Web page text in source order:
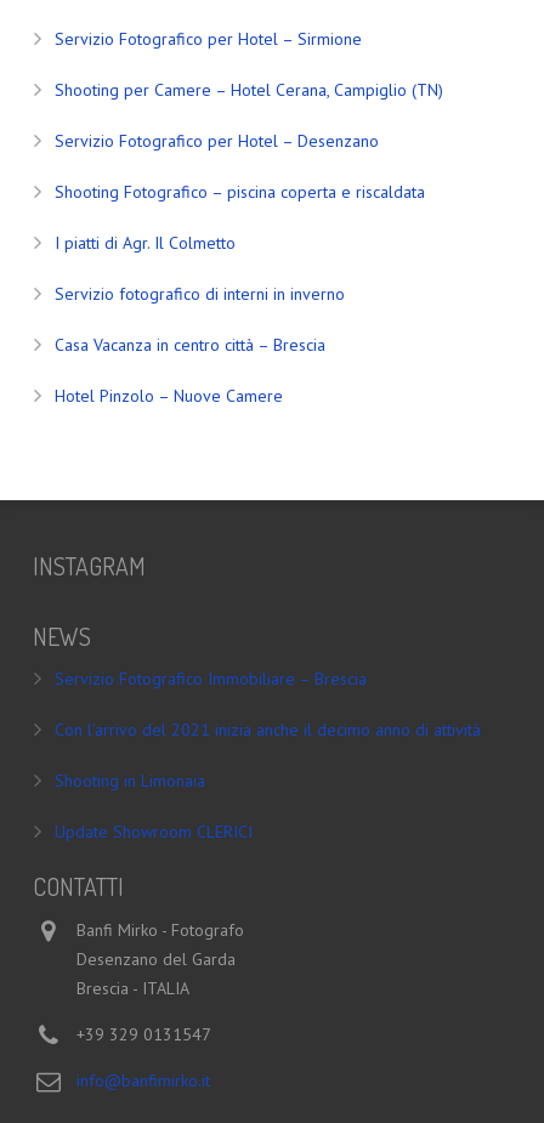
Servizio Fotografico per Hotel – Sirmione
Shooting per Camere – Hotel Cerana, Campiglio (TN)
Servizio Fotografico per Hotel – Desenzano
Shooting Fotografico – piscina coperta e riscaldata
I piatti di Agr. Il Colmetto
Servizio fotografico di interni in inverno
Casa Vacanza in centro città – Brescia
Hotel Pinzolo – Nuove Camere
INSTAGRAM
NEWS
Servizio Fotografico Immobiliare – Brescia
Con l’arrivo del 2021 inizia anche il decimo anno di attività
Shooting in Limonaia
Update Showroom CLERICI
CONTATTI
Banfi Mirko - Fotografo
Desenzano del Garda
Brescia - ITALIA
+39 329 0131547
info@banfimirko.it